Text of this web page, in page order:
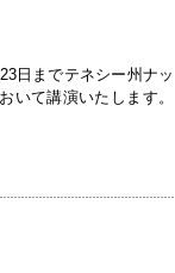
日までテネシー州ナッ
いて講演いたします。